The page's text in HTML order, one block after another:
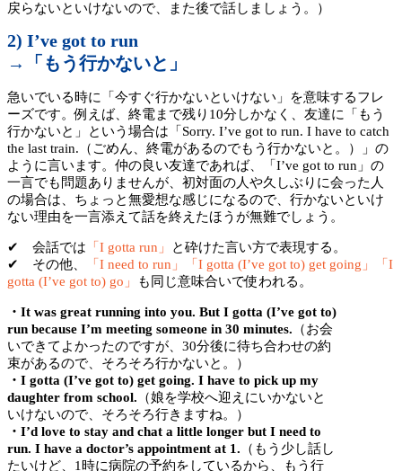
戻らないといけないので、また後で話しましょう。）
2) I’ve got to run
→「もう行かないと」
急いでいる時に「今すぐ行かないといけない」を意味するフレ
ーズです。例えば、終電まで残り10分しかなく、友達に「もう
行かないと」という場合は「Sorry. I’ve got to run. I have to catch
the last train.（ごめん、終電があるのでもう行かないと。）」の
ように言います。仲の良い友達であれば、「I’ve got to run」の
一言でも問題ありませんが、初対面の人や久しぶりに会った人
の場合は、ちょっと無愛想な感じになるので、行かないといけ
ない理由を一言添えて話を終えたほうが無難でしょう。
✔ 会話では 「I gotta run」
と砕けた言い方で表現する。
✔ その他、
「I need to run」「I gotta (I’ve got to) get going」「I
gotta (I’ve got to) go」
も同じ意味合いで使われる。
・It was great running into you. But I gotta (I’ve got to)
run because I’m meeting someone in 30 minutes. （お会
いできてよかったのですが、30分後に待ち合わせの約
束があるので、そろそろ行かないと。）
・I gotta (I’ve got to) get going. I have to pick up my
daughter from school. （娘を学校へ迎えにいかないと
いけないので、そろそろ行きますね。）
・I’d love to stay and chat a little longer but I need to
run. I have a doctor’s appointment at 1. （もう少し話し
たいけど、1時に病院の予約をしているから、もう行